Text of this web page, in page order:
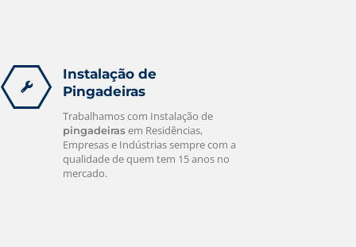
Instalação de
Pingadeiras
Trabalhamos com Instalação de
pingadeirasem Residências,
Empresas e Indústrias sempre com a
qualidade de quem tem 15 anos no
mercado.